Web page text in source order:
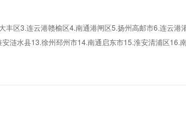
丰区3.连云港赣榆区4.南通港闸区5.扬州高邮市6.连云港
涟水县13.徐州邳州市14.南通启东市15.淮安清浦区16.
锡山区32.盐城东台市33.泰州靖江市34.徐州新沂市35.扬